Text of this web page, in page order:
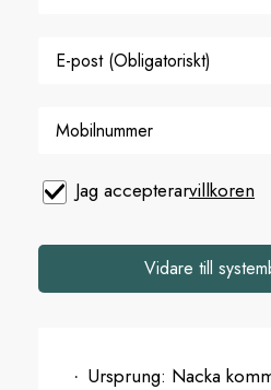
Jag accepterarvillkoren
Vidare till
Ursprung: Nacka